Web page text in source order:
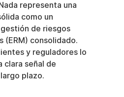
representa una
como un
de riesgos
(ERM) consolidado.
y reguladores lo
clara señal de
plazo.